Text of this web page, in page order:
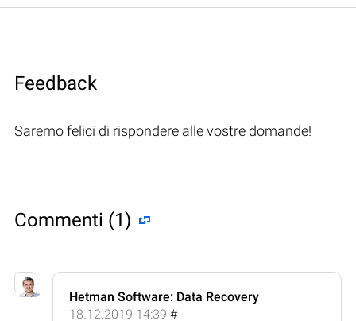
Feedback
Saremo felici di rispondere alle vostre domande!
Commenti (1)
Hetman Software: Data Recovery
18.12.2019 14:39 #